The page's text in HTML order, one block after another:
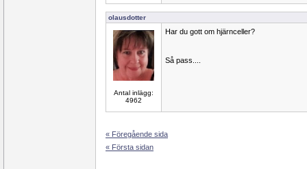
olausdotter
Antal inlägg:
4962
Har du gott om hjärnceller?
Så pass....
« Föregående sida
« Första sidan